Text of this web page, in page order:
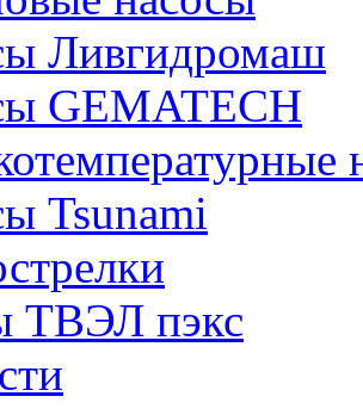
Ливгидромаш
GEMATECH
Tsunami
ТВЭЛ пэкс